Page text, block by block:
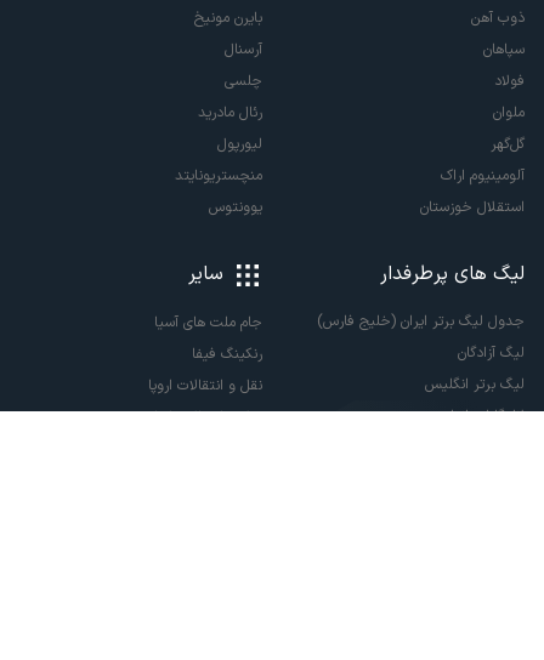
ذوب آهن
سپاهان
فولاد
ملوان
گل‌گهر
آلومینیوم اراک
استقلال خوزستان
بایرن مونیخ
آرسنال
چلسی
رئال مادرید
لیورپول
منچستریونایتد
یوونتوس
لیگ های پرطرفدار
جدول لیگ برتر ایران (خلیج فارس)
لیگ آزادگان
لیگ برتر انگلیس
لالیگا اسپانیا
سایر
جام ملت های آسیا
رنکینگ فیفا
نقل و انتقالات اروپا
نقل و انتقالات ایران